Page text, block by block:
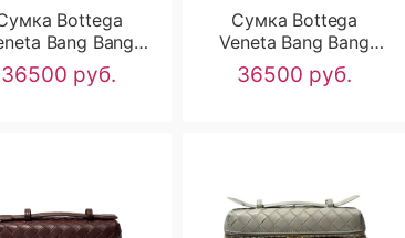
Bottega
Bang Bang
RN2717
36500 руб.
Сумка Bottega
Veneta Bang Bang
RN2716
36500 руб.